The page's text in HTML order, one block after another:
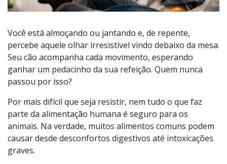
Você está almoçando ou jantando e, de repente,
percebe aquele olhar irresistível vindo debaixo da mesa.
Seu cão acompanha cada movimento, esperando
ganhar um pedacinho da sua refeição. Quem nunca
passou por isso?
Por mais difícil que seja resistir, nem tudo o que faz
parte da alimentação humana é seguro para os
animais. Na verdade, muitos alimentos comuns podem
causar desde desconfortos digestivos até intoxicações
graves.